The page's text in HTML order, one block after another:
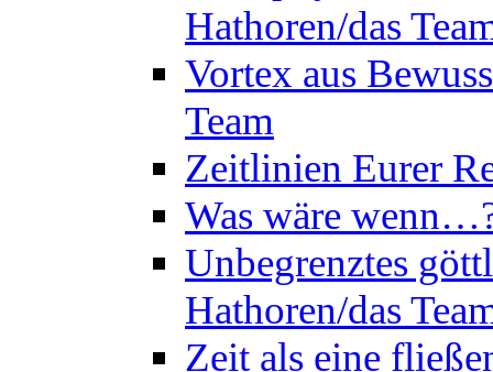
Hathoren/das
Vortex aus
Team
Zeitlinien Eurer
Was wäre
Unbegrenztes
Hathoren/das
Zeit als eine